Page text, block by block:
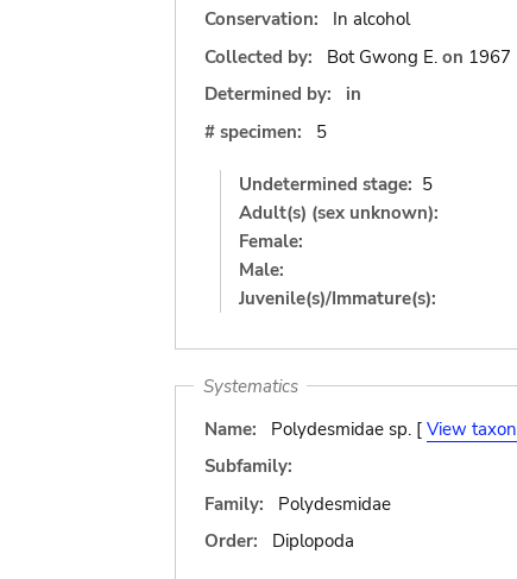
Conservation:
In alcohol
Collected by:
Bot Gwong E. on 1967
Determined by:
in
# specimen:
5
Undetermined stage: 5
Adult(s) (sex unknown):
Female:
Male:
Juvenile(s)/Immature(s):
Systematics
Name:
Polydesmidae sp. [ View taxon
Subfamily:
Family:
Polydesmidae
Order:
Diplopoda